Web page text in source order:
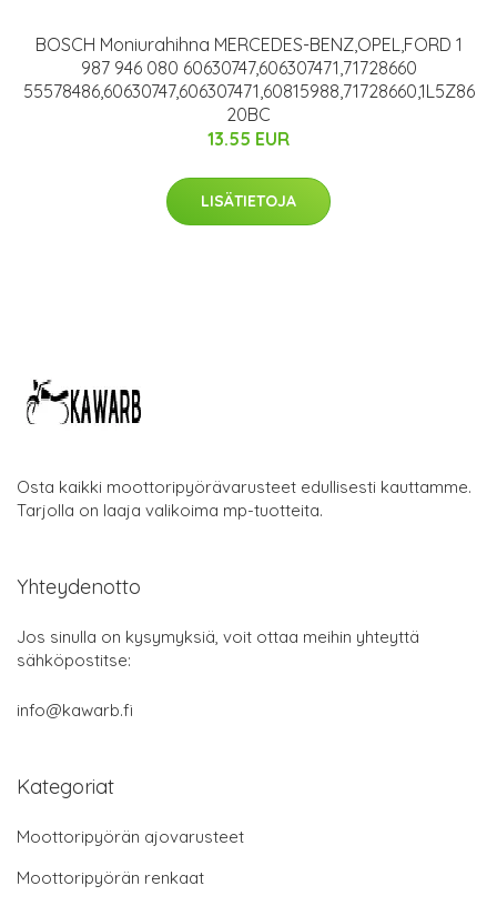
BOSCH Moniurahihna MERCEDES-BENZ,OPEL,FORD 1
987 946 080 60630747,606307471,71728660
55578486,60630747,606307471,60815988,71728660,1L5Z86
20BC
13.55 EUR
LISÄTIETOJA
Osta kaikki moottoripyörävarusteet edullisesti kauttamme.
Tarjolla on laaja valikoima mp-tuotteita.
Yhteydenotto
Jos sinulla on kysymyksiä, voit ottaa meihin yhteyttä
sähköpostitse:
info@kawarb.fi
Kategoriat
Moottoripyörän ajovarusteet
Moottoripyörän renkaat